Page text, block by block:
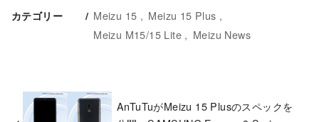
カテゴリー Meizu 15
Meizu 15 Plus
Meizu M15/15 Lite
Meizu News
AnTuTuがMeizu 15 Plusのスペックを